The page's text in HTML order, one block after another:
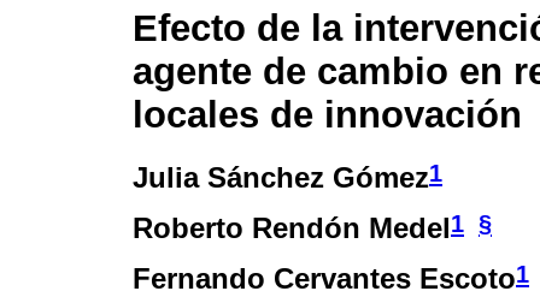
Efecto de la
agente de cambio en
locales de innovación
Julia Sánchez Gómez1
Roberto Rendón Medel1 §
Fernando Cervantes Escoto1